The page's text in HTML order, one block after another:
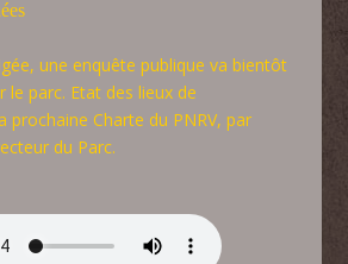
une enquête publique va bientôt
le parc. Etat des lieux de
prochaine Charte du PNRV, par
du Parc.